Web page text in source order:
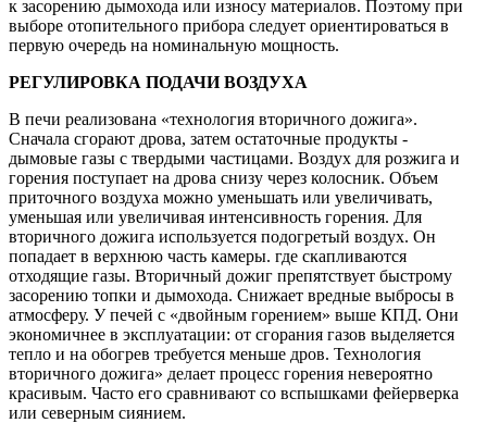
к засорению дымохода или износу материалов. Поэтому при
выборе отопительного прибора следует ориентироваться в
первую очередь на номинальную мощность.
РЕГУЛИРОВКА ПОДАЧИ ВОЗДУХА
В печи реализована «технология вторичного дожига».
Сначала сгорают дрова, затем остаточные продукты -
дымовые газы с твердыми частицами. Воздух для розжига и
горения поступает на дрова снизу через колосник. Объем
приточного воздуха можно уменьшать или увеличивать,
уменьшая или увеличивая интенсивность горения. Для
вторичного дожига используется подогретый воздух. Он
попадает в верхнюю часть камеры. где скапливаются
отходящие газы. Вторичный дожиг препятствует быстрому
засорению топки и дымохода. Снижает вредные выбросы в
атмосферу. У печей с «двойным горением» выше КПД. Они
экономичнее в эксплуатации: от сгорания газов выделяется
тепло и на обогрев требуется меньше дров. Технология
вторичного дожига» делает процесс горения невероятно
красивым. Часто его сравнивают со вспышками фейерверка
или северным сиянием.